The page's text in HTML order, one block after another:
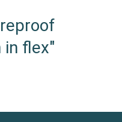
in flex"